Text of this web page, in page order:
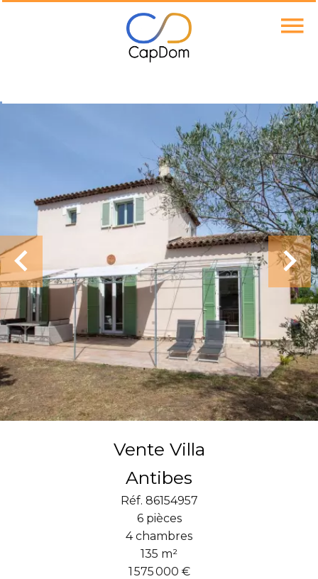
Vente Villa
Antibes
Réf. 86154957
6 pièces
4 chambres
135 m²
1 575 000 €